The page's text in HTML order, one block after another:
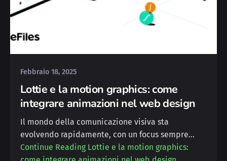
Febbraio 18, 2025
Lottie e la motion graphics: come
integrare animazioni nel web design
Il mondo della comunicazione visiva sta
evolvendo rapidamente, con un focus sempre…
Continue ReadingLottie e la motion graphics: